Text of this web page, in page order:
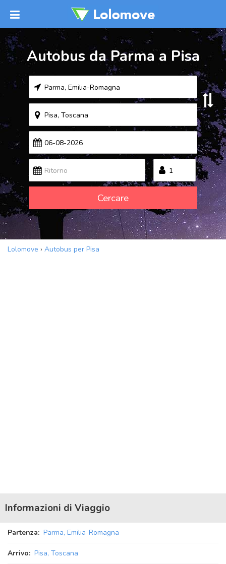
Autobus da Parma a Pisa
Cercare
Lolomove › Autobus per Pisa
Informazioni di Viaggio
Partenza: Parma, Emilia-Romagna
Arrivo: Pisa, Toscana